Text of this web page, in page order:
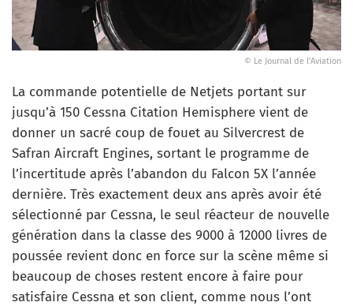
© Le Journal de l'Aviation
La commande potentielle de Netjets portant sur
jusqu’à 150 Cessna Citation Hemisphere vient de
donner un sacré coup de fouet au Silvercrest de
Safran Aircraft Engines, sortant le programme de
l’incertitude après l’abandon du Falcon 5X l’année
dernière. Très exactement deux ans après avoir été
sélectionné par Cessna, le seul réacteur de nouvelle
génération dans la classe des 9000 à 12000 livres de
poussée revient donc en force sur la scène même si
beaucoup de choses restent encore à faire pour
satisfaire Cessna et son client, comme nous l’ont